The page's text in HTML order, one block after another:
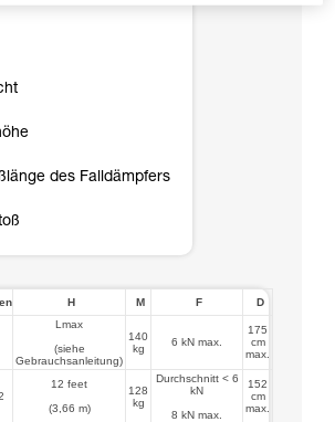
des Falldämpfers
H M F D
Lmax
(siehe
Gebrauchsanleitung)
140
kg
6 kN max.
175
cm
max.
12 feet
(3,66 m)
128
kg
Durchschnitt < 6
kN
8 kN max.
152
cm
max.